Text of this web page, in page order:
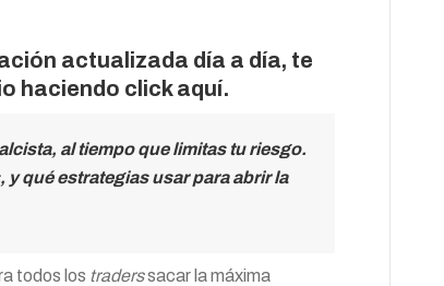
actualizada día a día, te
haciendo click aquí.
al tiempo que limitas tu riesgo.
qué estrategias usar para abrir la
todos los traderssacar la máxima